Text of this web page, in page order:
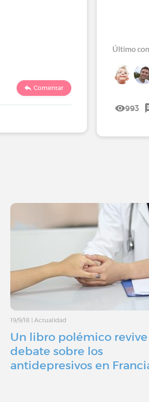
Comentar
Último
993
19/9/18 |Actualidad
Un libro polémico revive
debate sobre los
antidepresivos en